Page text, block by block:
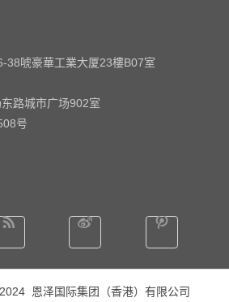
38唬豪華工業大厦23樓B07室
路城市广场902室
号
恩泽国际集团（香港）有限公司